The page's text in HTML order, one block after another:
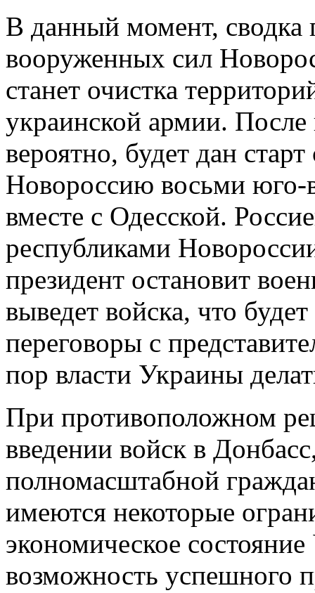
В данный момент, сводка
вооруженных сил
станет очистка
украинской армии.
вероятно, будет дан
Новороссию восьми юго-
вместе с Одесской.
республиками
президент остановит
выведет войска, что
переговоры с
пор власти Украины
При противоположном
введении войск в
полномасштабной
имеются некоторые
экономическое
возможность успешного